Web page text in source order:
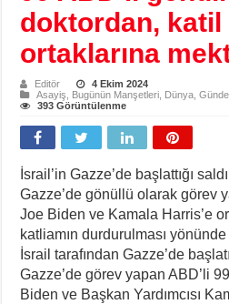
doktordan, katil
ortaklarına
Editör
4 Ekim 2024
Asayiş
Bugünün Manşetleri Dünya ,
393 Görüntülenme
İsrail’in Gazze’de başlattığı
Gazze’de gönüllü olarak görev
Joe Biden ve Kamala Harris’e
katliamın durdurulması
İsrail tarafından Gazze’de
Gazze’de görev yapan ABD’li
Biden ve Başkan Yardımcısı